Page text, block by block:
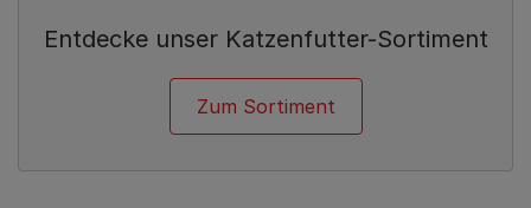
Entdecke unser Katzenfutter-Sortiment
Zum Sortiment